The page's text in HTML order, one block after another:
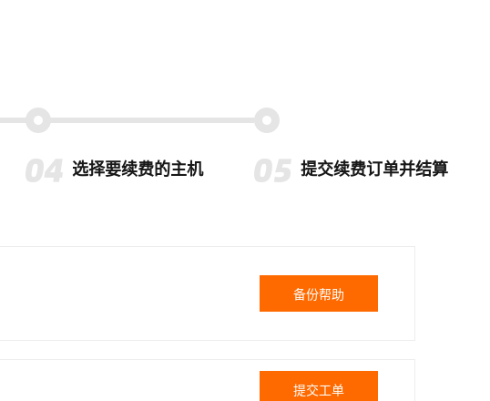
选择要续费的主机 提交续费订单并结算
备份帮助
提交工单